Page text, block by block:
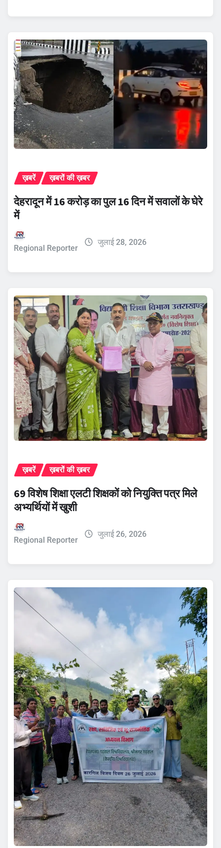
ख़बरें ख़बरों की ख़बर
देहरादून में 16 करोड़ का पुल 16 दिन में सवालों के घेरे
में
Regional Reporter
जुलाई 28, 2026
ख़बरें ख़बरों की ख़बर
69 विशेष शिक्षा एलटी शिक्षकों को नियुक्ति पत्र मिले
अभ्यर्थियों में खुशी
Regional Reporter
जुलाई 26, 2026